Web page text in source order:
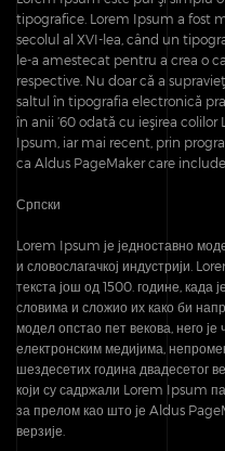
tipografice. Lorem Ipsum a fost
secolul al XVI-lea, când un
le-a amestecat pentru a crea o
respective. Nu doar că a
saltul în tipografia electronică
în anii ’60 odată cu ieşirea
Ipsum, iar mai recent, prin
ca Aldus PageMaker care
Српски
Lorem Ipsum је једноставно
и словослагачкој индустрији.
текста још од 1500. године, када
словима и сложио их како би
модел опстао пет векова, него је
електронским медијима,
шездесетих година двадесетог
који су садржали Lorem Ipsum
за прелом као што је Aldus
верзије.